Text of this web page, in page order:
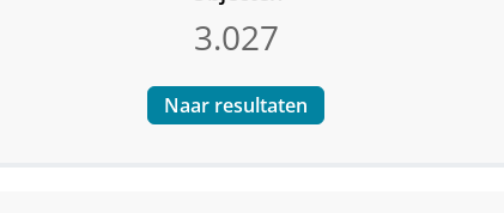
3.027
Naar resultaten